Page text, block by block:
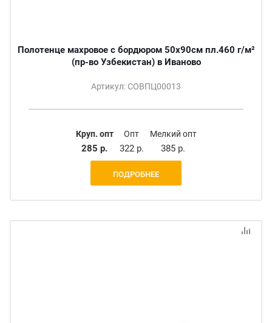
Полотенце махровое с бордюром 50х90см пл.460 г/м²
(пр-во Узбекистан) в Иваново
Артикул: СОВПЦ00013
Круп. опт
285 р.
Опт
322 р.
Мелкий опт
385 р.
ПОДРОБНЕЕ